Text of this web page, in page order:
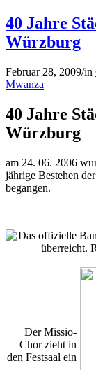
40 Jahre
Würzburg
Februar 28, 2009/in
Mwanza
40 Jahre
Würzburg
am 24. 06. 2006
jährige Bestehen
begangen.
Der Missio-
Chor zieht in
den Festsaal ein